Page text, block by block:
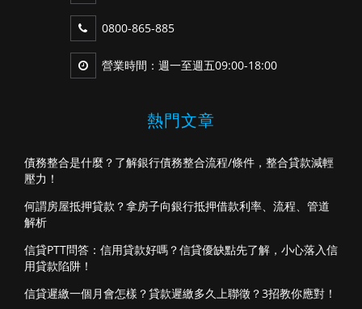
0800-865-885
營業時間：週一至週五09:00-18:00
熱門文章
債務整合是什麼？了解銀行債務整合流程/條件，整合貸款減輕
壓力！
何謂房屋抵押貸款？拿房子向銀行抵押借款利率、流程、管道
解析
信貸PTT問答：信用貸款好嗎？信貸優缺點先了解，小心落入信
用貸款陷阱！
信貸遲繳一個月會怎樣？貸款遲繳多久上聯徵？3招教你應對！